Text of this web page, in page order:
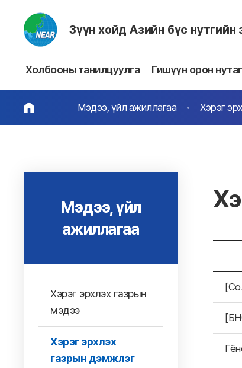
Зүүн хойд Азийн бүс
Холбооны танилцуулга Гишүүн орон нутаг
Мэдээ, үйл ажиллагаа Хэрэг
Мэдээ, үйл
ажиллагаа
Хэрэг эрхлэх газрын
мэдээ
Хэрэг эрхлэх
газрын дэмжлэг